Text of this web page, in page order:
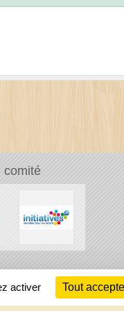
comité
activer Tout